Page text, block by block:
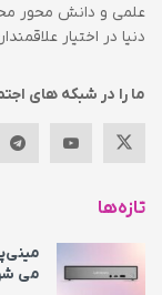
علمی و دانش محور
دنیا در اختیار
ما را در شبکه های
تازه‌ها
می‌